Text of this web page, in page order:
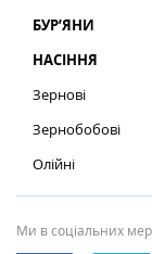
БУР’ЯНИ
НАСІННЯ
Зернові
Зернобобові
Олійні
Ми в соціальних